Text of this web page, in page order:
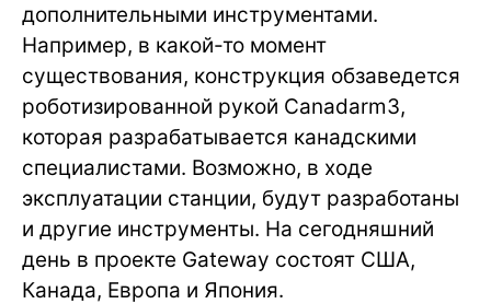
дополнительными инструментами.
Например, в какой-то момент
существования, конструкция обзаведется
роботизированной рукой Canadarm3,
которая разрабатывается канадскими
специалистами. Возможно, в ходе
эксплуатации станции, будут разработаны
и другие инструменты. На сегодняшний
день в проекте Gateway состоят США,
Канада, Европа и Япония.